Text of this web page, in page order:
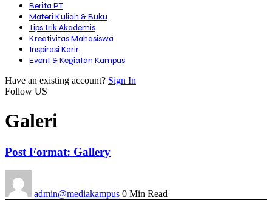
Berita PT
Materi Kuliah & Buku
Tips Trik Akademis
Kreativitas Mahasiswa
Inspirasi Karir
Event & Kegiatan Kampus
Have an existing account? Sign In
Follow US
Galeri
Post Format: Gallery
admin@mediakampus 0 Min Read